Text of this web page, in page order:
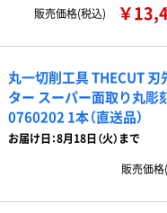
販売価格(税込)
￥
丸一切削工具 THECUT
ター スーパー面取り丸彫
0760202 1本（直送品）
お届け日：8月18日（火）まで
販売価格